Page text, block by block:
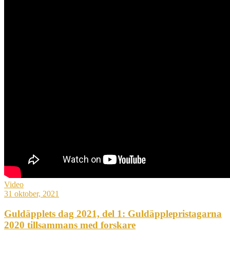
Video
31 oktober, 2021
Guldäpplets dag 2021, del 1: Guldäpplepristagarna
2020 tillsammans med forskare